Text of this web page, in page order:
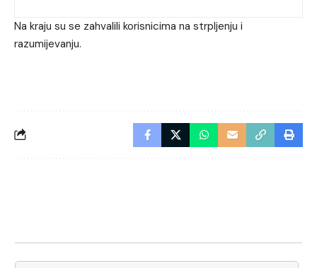
Na kraju su se zahvalili korisnicima na strpljenju i
razumijevanju.